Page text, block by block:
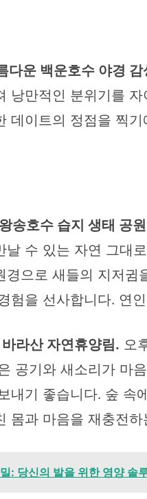
다운 백운호수 야경 감
낭만적인 분위기를
데이트의 정점을 찍
송호수 습지 생태 공
날 수 있는 자연 그대
경으로 새들의 지저
험을 선사합니다. 연
라산 자연휴양림. 오
공기와 새소리가 마
내기 좋습니다. 숲 속
몸과 마음을 재충전
: 당신의 발을 위한 영양 솔